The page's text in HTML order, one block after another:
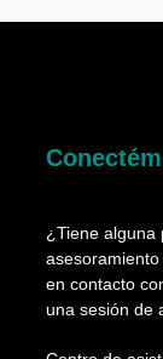
¿Tiene alguna
en contacto
una sesión de